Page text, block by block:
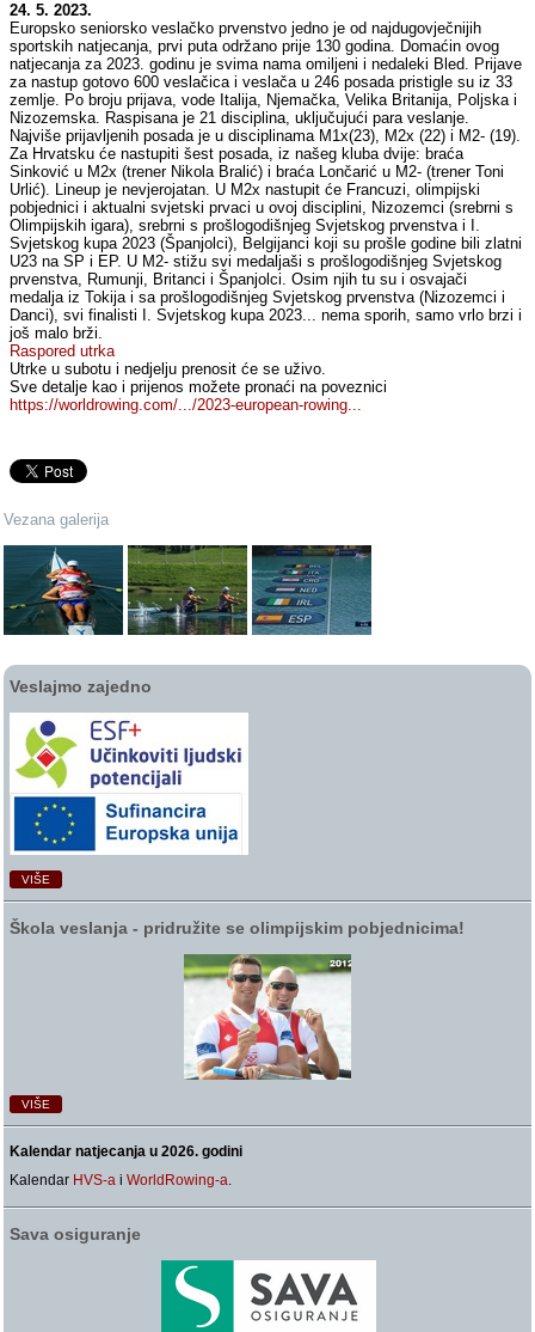
24. 5. 2023.
Europsko seniorsko veslačko prvenstvo jedno je od najdugovječnijih
sportskih natjecanja, prvi puta održano prije 130 godina. Domaćin ovog
natjecanja za 2023. godinu je svima nama omiljeni i nedaleki Bled. Prijave
za nastup gotovo 600 veslačica i veslača u 246 posada pristigle su iz 33
zemlje. Po broju prijava, vode Italija, Njemačka, Velika Britanija, Poljska i
Nizozemska. Raspisana je 21 disciplina, uključujući para veslanje.
Najviše prijavljenih posada je u disciplinama M1x(23), M2x (22) i M2- (19).
Za Hrvatsku će nastupiti šest posada, iz našeg kluba dvije: braća
Sinković u M2x (trener Nikola Bralić) i braća Lončarić u M2- (trener Toni
Urlić). Lineup je nevjerojatan. U M2x nastupit će Francuzi, olimpijski
pobjednici i aktualni svjetski prvaci u ovoj disciplini, Nizozemci (srebrni s
Olimpijskih igara), srebrni s prošlogodišnjeg Svjetskog prvenstva i I.
Svjetskog kupa 2023 (Španjolci), Belgijanci koji su prošle godine bili zlatni
U23 na SP i EP. U M2- stižu svi medaljaši s prošlogodišnjeg Svjetskog
prvenstva, Rumunji, Britanci i Španjolci. Osim njih tu su i osvajači
medalja iz Tokija i sa prošlogodišnjeg Svjetskog prvenstva (Nizozemci i
Danci), svi finalisti I. Svjetskog kupa 2023... nema sporih, samo vrlo brzi i
još malo brži.
Raspored utrka
Utrke u subotu i nedjelju prenosit će se uživo.
Sve detalje kao i prijenos možete pronaći na poveznici
https://worldrowing.com/.../2023-european-rowing...
Vezana galerija
Veslajmo zajedno
VIŠE
Škola veslanja ‑ pridružite se olimpijskim pobjednicima!
VIŠE
Kalendar natjecanja u 2026. godini
Kalendar HVS-a iWorldRowing-a.
Sava osiguranje